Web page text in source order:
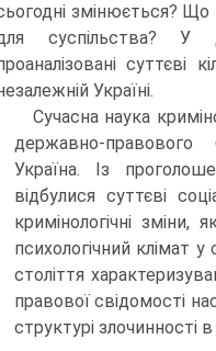
змінюється? Що
суспільства? У
суттєві
Україні.
Сучасна наука
державно-правового
Україна. Із
відбулися суттєві
кримінологічні зміни,
психологічний клімат
століття
правової свідомості
структурі злочинності